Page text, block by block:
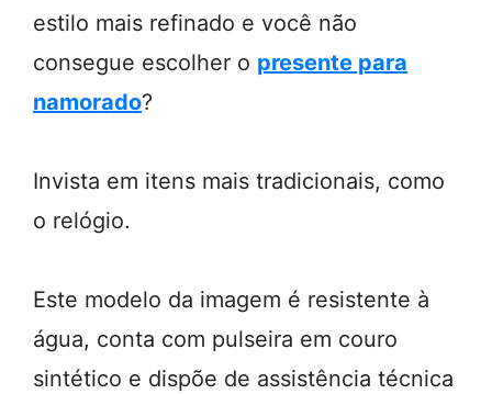
estilo mais refinado e você não
consegue escolher o presente para
namorado?
Invista em itens mais tradicionais, como
o relógio.
Este modelo da imagem é resistente à
água, conta com pulseira em couro
sintético e dispõe de assistência técnica